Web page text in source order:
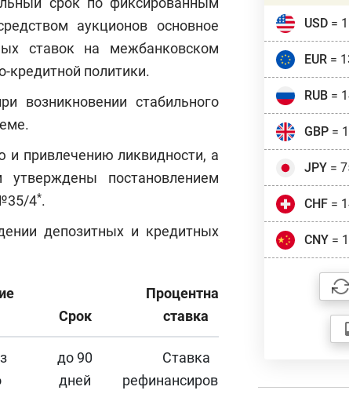
аукционов основное
ставок на межбанковском
политики.
возникновении стабильного
и привлечению ликвидности, а
постановлением
4*.
депозитных и кредитных
Срок
Процентная
ставка
до 90
дней
Ставка
рефинансирования
USD=
EUR=
RUB=
GBP=
JPY=
CHF=
CNY=